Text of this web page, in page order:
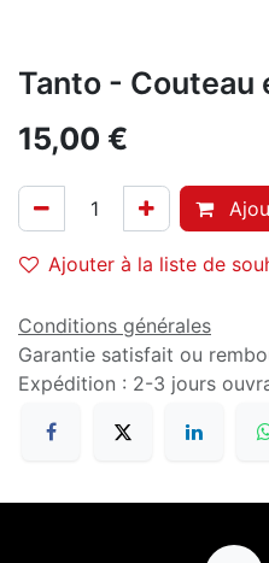
Tanto - Couteau
15,00 €
Ajouter à la liste de
Conditions générales
Garantie satisfait ou
Expédition : 2-3 jours